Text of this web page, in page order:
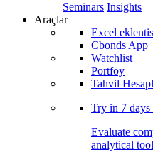
Seminars Insights
Araçlar
Excel
Cbonds App
Watchlist
Portföy
Tahvil
Try in 7 days
Evaluate
analytical